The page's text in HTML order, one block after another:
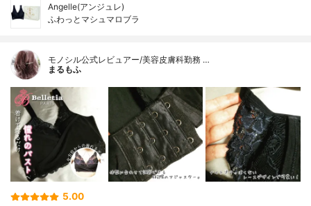
Angelle(アンジュレ)
ふわっとマシュマロブラ
モノシル公式レビュアー/美容皮膚科勤務 …
まるもふ
5.00